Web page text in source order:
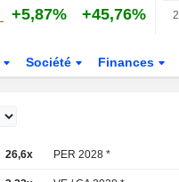
+5,87% +45,76%
Société Finances
26,6x PER 2028 *